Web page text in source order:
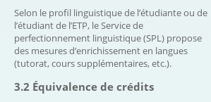
Selon le profil linguistique de l’étudiante ou de
l’étudiant de l’ETP, le Service de
perfectionnement linguistique (SPL) propose
des mesures d’enrichissement en langues
(tutorat, cours supplémentaires, etc.).
3.2 Équivalence de crédits